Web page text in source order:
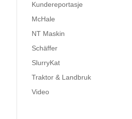
Kundereportasje
McHale
NT Maskin
Schäffer
SlurryKat
Traktor & Landbruk
Video